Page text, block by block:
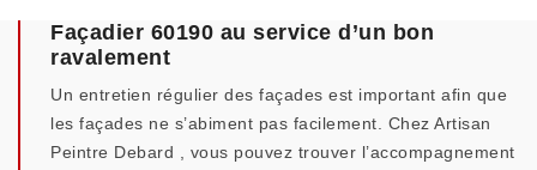
Façadier 60190 au service d’un bon
ravalement
Un entretien régulier des façades est important afin que
les façades ne s’abiment pas facilement. Chez Artisan
Peintre Debard , vous pouvez trouver l’accompagnement